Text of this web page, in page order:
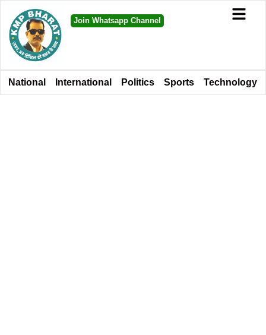
Join Whatsapp Channel
National International Politics Sports Technology